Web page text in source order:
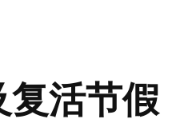
复活节假